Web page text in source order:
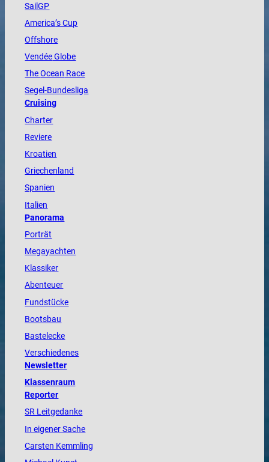
SailGP
America’s Cup
Offshore
VendéeGlobe
TheOcean Race
Segel-Bundesliga
Cruising
Charter
Reviere
Kroatien
Griechenland
Spanien
Italien
Panorama
Porträt
Megayachten
Klassiker
Abenteuer
Fundstücke
Bootsbau
Bastelecke
Verschiedenes
Newsletter
Klassenraum
Reporter
SR Leitgedanke
In eigener Sache
Carsten Kemmling